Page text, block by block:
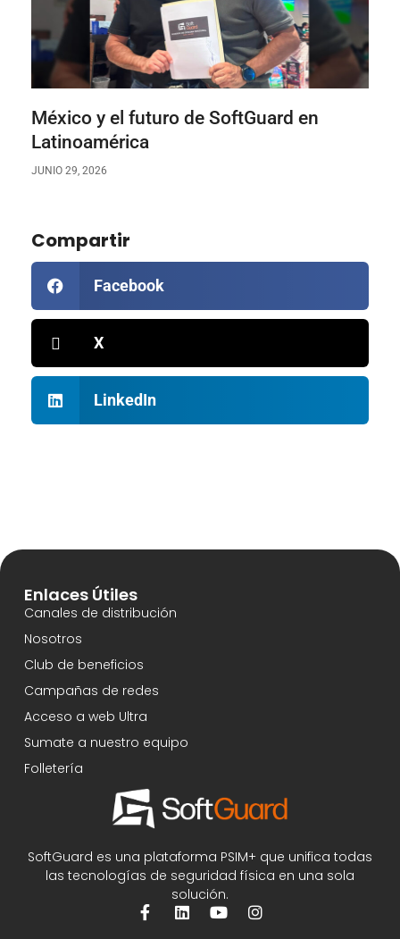
México y el futuro de SoftGuard en
Latinoamérica
JUNIO 29, 2026
Compartir
Facebook
X
LinkedIn
SoftGuard es una plataforma PSIM+ que unifica todas
las tecnologías de seguridad física en una sola
solución.
Enlaces Útiles
Canales de distribución
Nosotros
Club de beneficios
Campañas de redes
Acceso a web Ultra
Sumate a nuestro equipo
Folletería